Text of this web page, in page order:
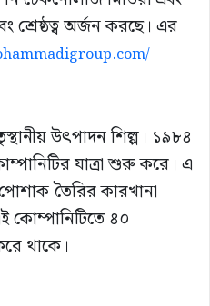
শ্রেষ্ঠত্ব অর্জন করছে। এর
উৎপাদন শিল্প। ১৯৮৪
যাত্রা শুরু করে। এ
তৈরির কারখানা
কোম্পানিটিতে ৪০
থাকে।